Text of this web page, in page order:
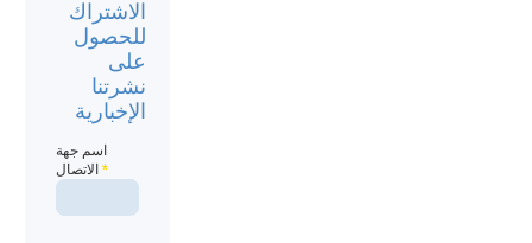
الاشتراك
للحصول
على
نشرتنا
الإخبارية
اسم جهة
الاتصال*